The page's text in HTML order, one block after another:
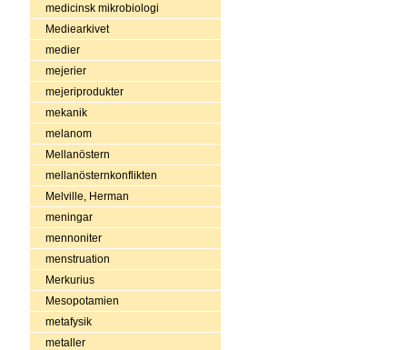
medicinsk mikrobiologi
Mediearkivet
medier
mejerier
mejeriprodukter
mekanik
melanom
Mellanöstern
mellanösternkonflikten
Melville, Herman
meningar
mennoniter
menstruation
Merkurius
Mesopotamien
metafysik
metaller